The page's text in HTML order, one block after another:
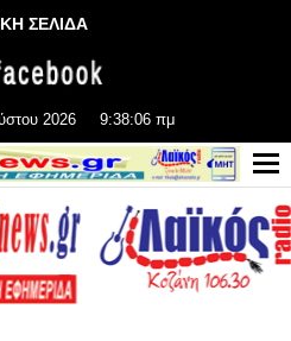
ΣΕΛΙΔΑ
2026 9:38:06 πμ